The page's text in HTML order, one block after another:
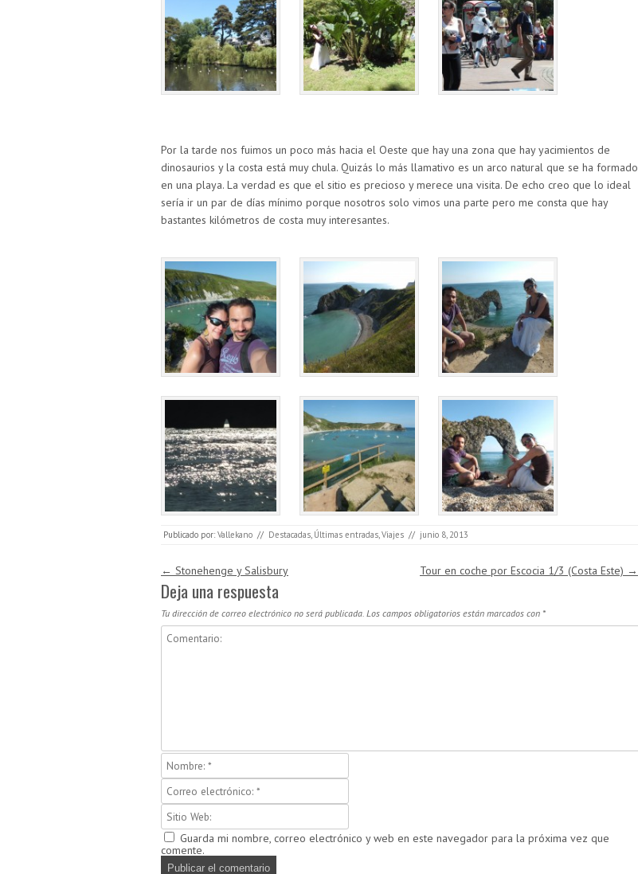
Por la tarde nos fuimos un poco más hacia el Oeste que hay una zona que hay yacimientos de
dinosaurios y la costa está muy chula. Quizás lo más llamativo es un arco natural que se ha formado
en una playa. La verdad es que el sitio es precioso y merece una visita. De echo creo que lo ideal
sería ir un par de días mínimo porque nosotros solo vimos una parte pero me consta que hay
bastantes kilómetros de costa muy interesantes.
Publicado por: Vallekano // Destacadas Últimas entradas Viajes // junio 8, 2013
Navegación de entradas
← Stonehenge y Salisbury Tour en coche por Escocia 1/3 (Costa Este) →
Deja una respuesta
Tu dirección de correo electrónico no será publicada. Los campos obligatorios están marcados con *
Guarda mi nombre, correo electrónico y web en este navegador para la próxima vez que
comente.